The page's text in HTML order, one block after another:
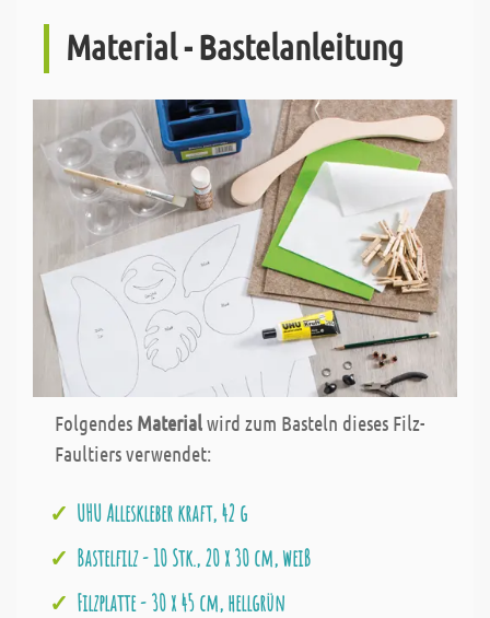
Material - Bastelanleitung
Folgendes Materialwird zum Basteln dieses Filz-
Faultiers verwendet:
UHU Alleskleber kraft, 42 g
Bastelfilz - 10 Stk., 20 x 30 cm, weiß
Filzplatte - 30 x 45 cm, hellgrün